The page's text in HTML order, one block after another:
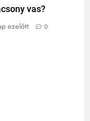
vas?
ezelőtt 0